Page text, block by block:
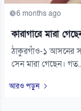
6 months ago
কারাগারে মারা
ঠাকুরগাঁও-১ আসনের
সেন মারা গেছেন।
আরও পড়ুন